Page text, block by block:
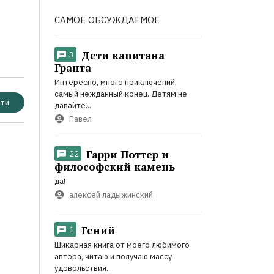
САМОЕ ОБСУЖДАЕМОЕ
3
Дети капитана
Гранта
Интересно, много приключений,
самый нежданный конец. Детям не
давайте...
Павел
22
Гарри Поттер и
философский камень
да!
алексей ладыжинский
1 Гений
Шикарная книга от моего любимого
автора, читаю и получаю массу
удовольствия...